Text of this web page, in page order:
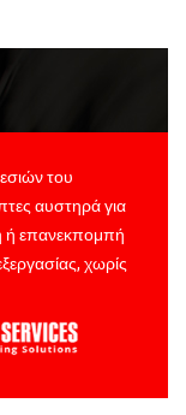
του
αυστηρά για
ή επανεκπομπή
χωρίς